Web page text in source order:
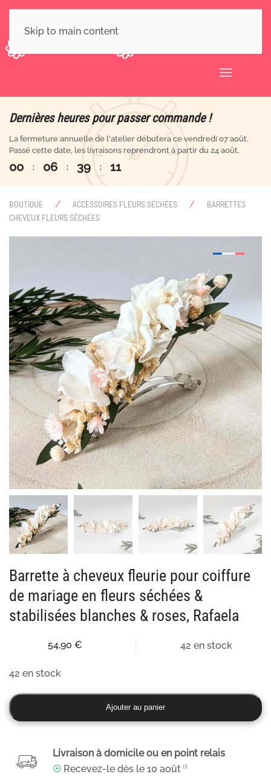
Skip to main content
Dernières heures pour passer commande !
La fermeture annuelle de l'atelier débutera ce vendredi 07 août.
Passé cette date, les livraisons reprendront à partir du 24 août.
00 : 06 : 39 : 11
BOUTIQUE ACCESSOIRES FLEURS SÉCHÉES
BARRETTES
CHEVEUX FLEURS SÉCHÉES
Barrette à cheveux fleurie pour coiffure
de mariage en fleurs séchées &
stabilisées blanches & roses, Rafaela
54,90 € 42 en stock
42 en stock
quantité
de
cheveux
Ajouter au panier
Livraison à domicile ou en point relais
☉ Recevez-le dès le10 août ⁽¹⁾